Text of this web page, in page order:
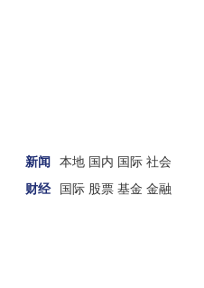
新闻 本地 国内 国际 社会
财经
国际 股票 基金 金融